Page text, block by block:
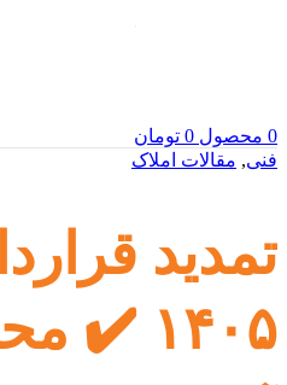
0 محصول 0 تومان
فنی, مقالات املاک
تمدید
۱۴۰۵ ✔️